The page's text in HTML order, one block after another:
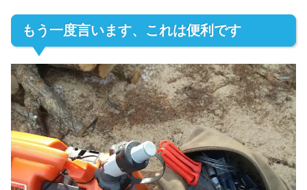
もう一度言います、これは便利です